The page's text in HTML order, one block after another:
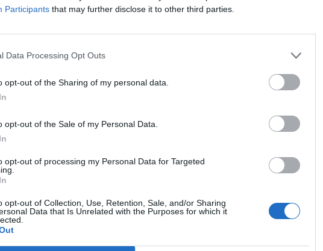
Participants that may further disclose it to other third parties.
Data Processing Opt Outs
opt-out of the Sharing of my personal data.
opt-out of the Sale of my Personal Data.
opt-out of processing my Personal Data for Targeted
opt-out of Collection, Use, Retention, Sale, and/or Sharing
Data that Is Unrelated with the Purposes for which it
από χρήστες παγκοσμίως, πολλές
νοημοσύνη. Το 42% εγκαταλείπει τα
ακατάπαυστα σε μια αβέβαιη
,Ελον Μασκ ,Τεχνητή Νοημοσύνη,Τεχνολογία